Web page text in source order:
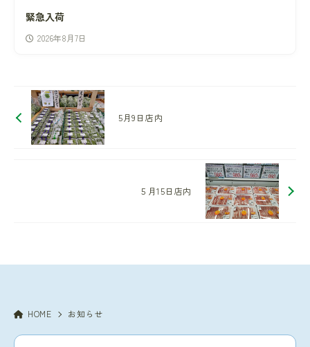
緊急入荷
2026年8月7日
5月9日店内
５月15日店内
HOME お知らせ